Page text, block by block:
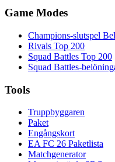
Game Modes
Champions-slutspel
Rivals Top 200
Squad Battles Top 200
Squad Battles-
Tools
Truppbyggaren
Paket
Engångskort
EA FC 26 Paketlista
Matchgenerator